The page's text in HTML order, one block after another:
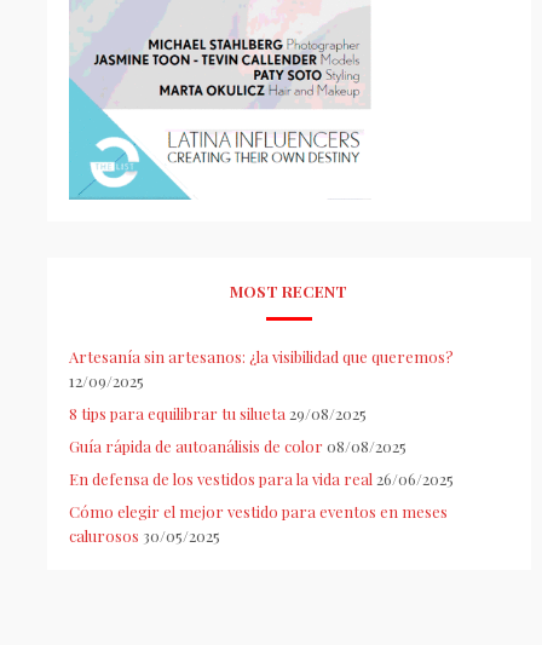
MOST RECENT
Artesanía sin artesanos: ¿la visibilidad que queremos?
12/09/2025
8 tips para equilibrar tu silueta 29/08/2025
Guía rápida de autoanálisis de color 08/08/2025
En defensa de los vestidos para la vida real 26/06/2025
Cómo elegir el mejor vestido para eventos en meses
calurosos 30/05/2025